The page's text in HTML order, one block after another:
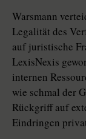
Warsmann
Legalität des
auf juristische
LexisNexis
internen
wie schmal der
Rückgriff auf
Eindringen